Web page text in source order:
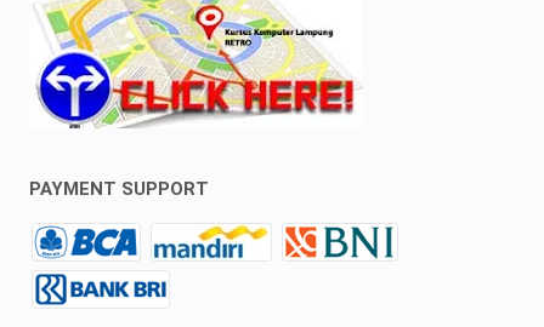
PAYMENT SUPPORT